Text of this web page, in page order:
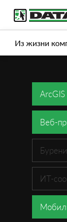
Услуги
Из жизни
ArcGIS
Веб-
ИТ-